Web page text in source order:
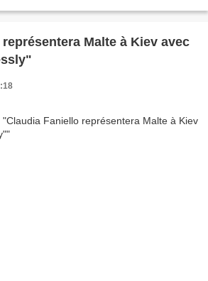
Malte à Kiev avec